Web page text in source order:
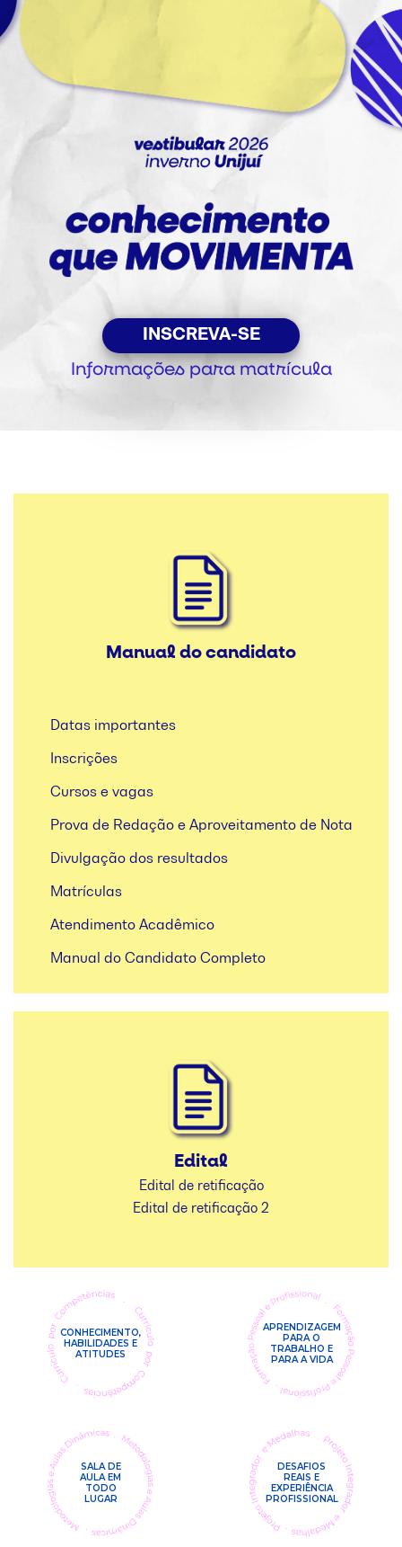
INSCREVA-SE
Informações para matrícula
Manual do candidato
Datas importantes
Inscrições
Cursos e vagas
Prova de Redação e Aproveitamento de Nota
Divulgação dos resultados
Matrículas
Atendimento Acadêmico
Manual do Candidato Completo
Edital
Edital de retificação
Edital de retificação 2
CONHECIMENTO,
HABILIDADES E
ATITUDES
APRENDIZAGEM
PARA O
TRABALHO E
PARA A VIDA
SALA DE
AULA EM
TODO
LUGAR
DESAFIOS
REAIS E
EXPERIÊNCIA
PROFISSIONAL